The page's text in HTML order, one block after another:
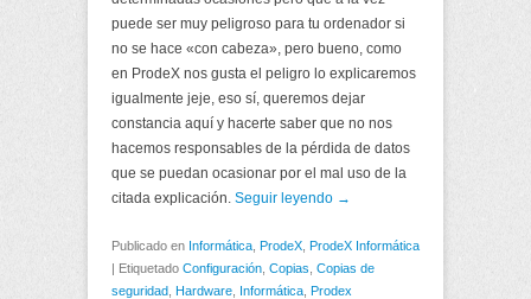
puede ser muy peligroso para tu ordenador si
no se hace «con cabeza», pero bueno, como
en ProdeX nos gusta el peligro lo explicaremos
igualmente jeje, eso sí, queremos dejar
constancia aquí y hacerte saber que no nos
hacemos responsables de la pérdida de datos
que se puedan ocasionar por el mal uso de la
citada explicación. Seguir leyendo →
Publicado en Informática ProdeX ProdeX Informática
| Etiquetado Configuración Copias Copias de
seguridad Hardware Informática Prodex